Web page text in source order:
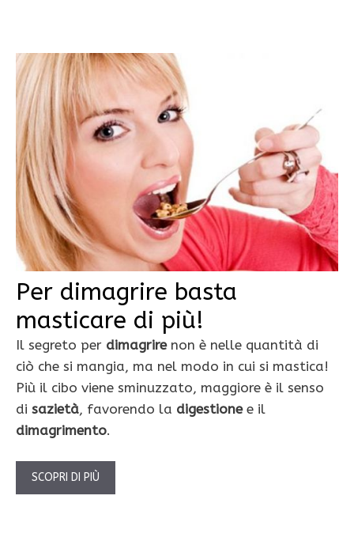
Per dimagrire basta
masticare di più!
Il segreto per dimagrirenon è nelle quantità di
ciò che si mangia, ma nel modo in cui si mastica!
Più il cibo viene sminuzzato, maggiore è il senso
di sazietà, favorendo la digestionee il
dimagrimento.
SCOPRI DI PIÙ